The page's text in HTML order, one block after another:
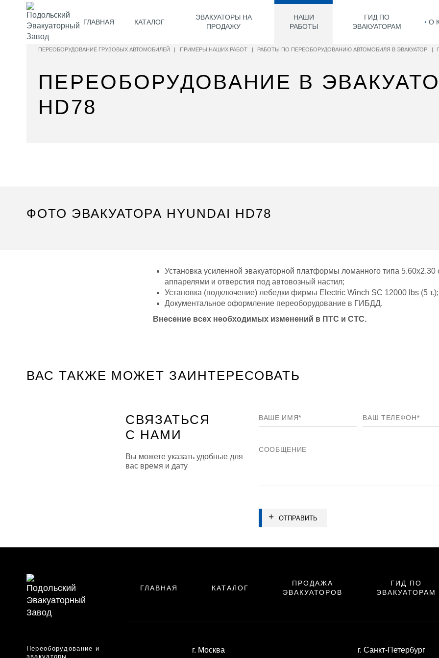
ГЛАВНАЯ КАТАЛОГ
ЭВАКУАТОРЫ НА
ПРОДАЖУ
НАШИ
РАБОТЫ
ГИД ПО
ЭВАКУАТОРАМ
О
ПЕРЕОБОРУДОВАНИЕ ГРУЗОВЫХ АВТОМОБИЛЕЙ | ПРИМЕРЫ НАШИХ РАБОТ | РАБОТЫ ПО ПЕРЕОБОРУДОВАНИЮ АВТОМОБИЛЯ В ЭВАКУАТОР |
ПЕРЕОБОРУДОВАНИЕ В
HD78
ФОТО ЭВАКУАТОРА HYUNDAI HD78
Установка усиленной эвакуаторной платформы ломанного типа 5.60х2.30
аппарелями и отверстия под автовозный настил;
Установка (подключение) лебедки фирмы Electric Winch SC 12000 lbs (5 т.);
Документальное оформление переоборудование в ГИБДД.
Внесение всех необходимых изменений в ПТС и СТС.
ВАС ТАКЖЕ МОЖЕТ ЗАИНТЕРЕСОВАТЬ
СВЯЗАТЬСЯ
С НАМИ
Вы можете указать удобные для
вас время и дату
ОТПРАВИТЬ
ГЛАВНАЯ КАТАЛОГ
ПРОДАЖА
ЭВАКУАТОРОВ
ГИД ПО
ЭВАКУАТОРАМ
Переоборудование и
эвакуаторы
г. Москва г. Санкт-Петербург